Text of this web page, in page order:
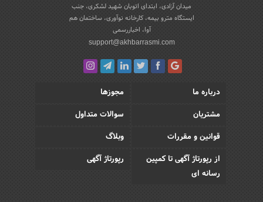
میدان آزادی، ابتدای اتوبان شهید لشکری، جنب
ایستگاه مترو بیمه، کارخانه نوآوری، ساختمان هم
آوا، اخباررسمی
support@akhbarrasmi.com
درباره ما
مجوزها
مشتریان
سوالات متداول
قوانین و مقررات
وبلاگ
از رپورتاژ آگهی تا کمپین
رسانه ای
رپورتاژ آگهی